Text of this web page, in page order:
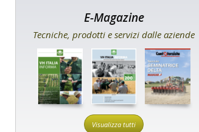
E-Magazine
Tecniche, prodotti e servizi dalle aziende
Visualizza tutti